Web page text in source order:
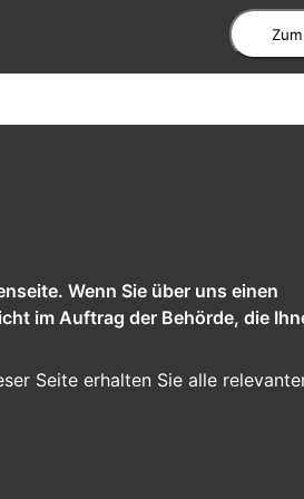
Wenn Sie über uns einen
im Auftrag der Behörde, die
Seite erhalten Sie alle